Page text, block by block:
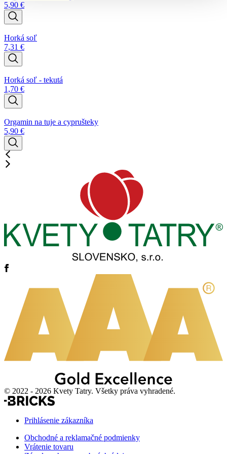
5,90 €
Horká soľ
7,31 €
Horká soľ - tekutá
1,70 €
Orgamin na tuje a cyprušteky
5,90 €
© 2022 - 2026 Kvety Tatry. Všetky práva vyhradené.
Prihlásenie zákazníka
Obchodné a reklamačné podmienky
Vrátenie tovaru